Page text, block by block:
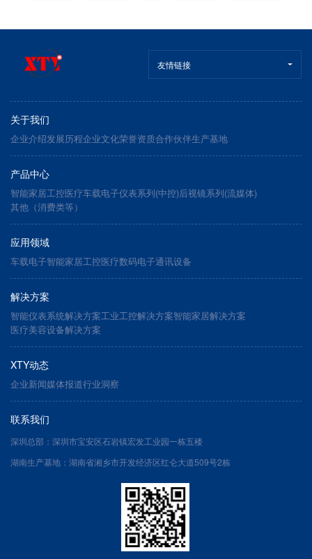
友情链接
关于我们
企业介绍发展历程企业文化荣誉资质合作伙伴生产基地
产品中心
智能家居工控医疗车载电子仪表系列(中控)后视镜系列(流媒体)
其他（消费类等）
应用领域
车载电子智能家居工控医疗数码电子通讯设备
解决方案
智能仪表系统解决方案工业工控解决方案智能家居解决方案
医疗美容设备解决方案
XTY动态
企业新闻媒体报道行业洞察
联系我们
深圳总部：深圳市宝安区石岩镇宏发工业园一栋五楼
湖南生产基地：湖南省湘乡市开发经济区红仑大道509号2栋